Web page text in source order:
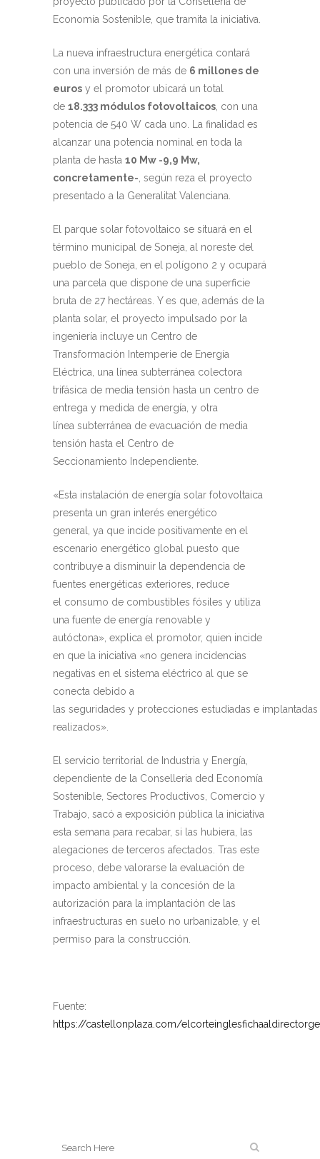
Economía Sostenible, que tramita la iniciativa.
La nueva infraestructura energética contará
con una inversión de más de 6 millones de
euros y el promotor ubicará un total
de 18.333 módulos fotovoltaicos , con una
potencia de 540 W cada uno. La finalidad es
alcanzar una potencia nominal en toda la
planta de hasta 10 Mw -9,9 Mw,
concretamente- , según reza el proyecto
presentado a la Generalitat Valenciana.
El parque solar fotovoltaico se situará en el
término municipal de Soneja, al noreste del
pueblo de Soneja, en el polígono 2 y ocupará
una parcela que dispone de una superficie
bruta de 27 hectáreas. Y es que, además de la
planta solar, el proyecto impulsado por la
ingeniería incluye un Centro de
Transformación Intemperie de Energía
Eléctrica, una línea subterránea colectora
trifásica de media tensión hasta un centro de
entrega y medida de energía, y otra
línea subterránea de evacuación de media
tensión hasta el Centro de
Seccionamiento Independiente.
«Esta instalación de energía solar fotovoltaica
presenta un gran interés energético
general, ya que incide positivamente en el
escenario energético global puesto que
contribuye a disminuir la dependencia de
fuentes energéticas exteriores, reduce
el consumo de combustibles fósiles y utiliza
una fuente de energía renovable y
autóctona», explica el promotor, quien incide
en que la iniciativa «no genera incidencias
negativas en el sistema eléctrico al que se
conecta debido a
las seguridades y protecciones estudiadas e
realizados».
El servicio territorial de Industria y Energía,
dependiente de la Conselleria ded Economía
Sostenible, Sectores Productivos, Comercio y
Trabajo, sacó a exposición pública la iniciativa
esta semana para recabar, si las hubiera, las
alegaciones de terceros afectados. Tras este
proceso, debe valorarse la evaluación de
impacto ambiental y la concesión de la
autorización para la implantación de las
infraestructuras en suelo no urbanizable, y el
permiso para la construcción.
Fuente:
https://castellonplaza.com/